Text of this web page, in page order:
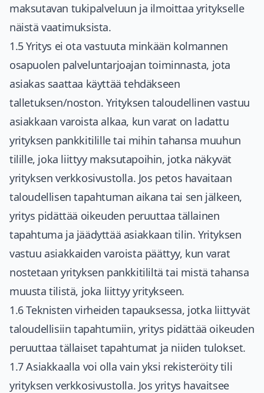
maksutavan tukipalveluun ja ilmoittaa yritykselle
näistä vaatimuksista.
1.5 Yritys ei ota vastuuta minkään kolmannen
osapuolen palveluntarjoajan toiminnasta, jota
asiakas saattaa käyttää tehdäkseen
talletuksen/noston. Yrityksen taloudellinen vastuu
asiakkaan varoista alkaa, kun varat on ladattu
yrityksen pankkitilille tai mihin tahansa muuhun
tilille, joka liittyy maksutapoihin, jotka näkyvät
yrityksen verkkosivustolla. Jos petos havaitaan
taloudellisen tapahtuman aikana tai sen jälkeen,
yritys pidättää oikeuden peruuttaa tällainen
tapahtuma ja jäädyttää asiakkaan tilin. Yrityksen
vastuu asiakkaiden varoista päättyy, kun varat
nostetaan yrityksen pankkitililtä tai mistä tahansa
muusta tilistä, joka liittyy yritykseen.
1.6 Teknisten virheiden tapauksessa, jotka liittyvät
taloudellisiin tapahtumiin, yritys pidättää oikeuden
peruuttaa tällaiset tapahtumat ja niiden tulokset.
1.7 Asiakkaalla voi olla vain yksi rekisteröity tili
yrityksen verkkosivustolla. Jos yritys havaitsee